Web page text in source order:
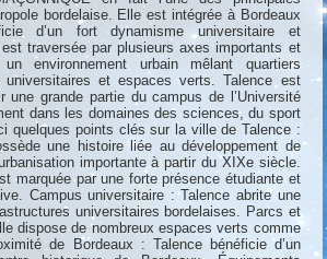
bordelaise. Elle est intégrée à Bordeaux
d’un fort dynamisme universitaire et
traversée par plusieurs axes importants et
environnement urbain mêlant quartiers
universitaires et espaces verts. Talence est
une grande partie du campus de l’Université
dans les domaines des sciences, du sport
quelques points clés sur la ville de Talence :
une histoire liée au développement de
importante à partir du XIXe siècle.
marquée par une forte présence étudiante et
Campus universitaire : Talence abrite une
universitaires bordelaises. Parcs et
dispose de nombreux espaces verts comme
de Bordeaux : Talence bénéficie d’un